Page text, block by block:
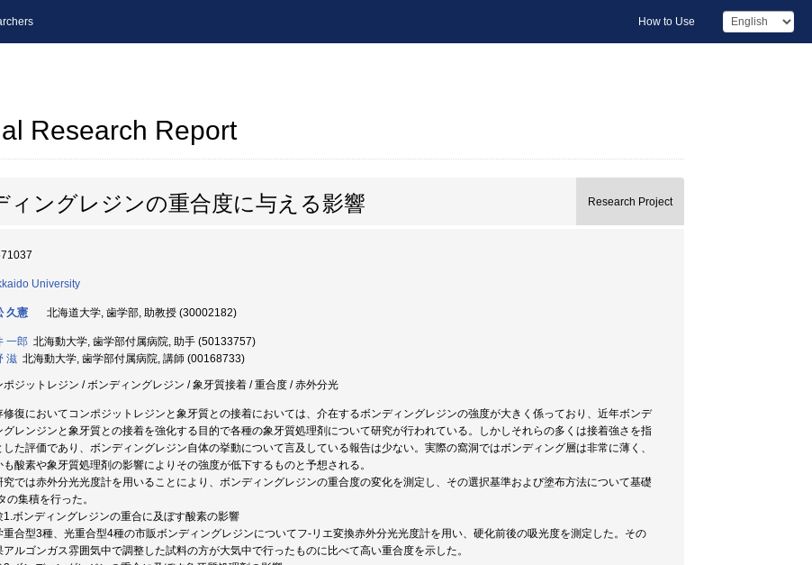
How to Use
Research Report
ィングレジンの重合度に与える影響 Research Project
University
久憲 北海道大学, 歯学部, 助教授 (30002182)
一郎 北海動大学, 歯学部付属病院, 助手 (50133757)
滋 北海動大学, 歯学部付属病院, 講師 (00168733)
ポジットレジン / ボンディングレジン / 象牙質接着 / 重合度 / 赤外分光
修復においてコンポジットレジンと象牙質との接着においては、介在するボンディングレジンの強度が大きく係っており、近年ボンデ
グレンジンと象牙質との接着を強化する目的で各種の象牙質処理剤について研究が行われている。しかしそれらの多くは接着強さを指
した評価であり、ボンディングレジン自体の挙動について言及している報告は少ない。実際の窩洞ではボンディング層は非常に薄く、
も酸素や象牙質処理剤の影響によりその強度が低下するものと予想される。
究では赤外分光光度計を用いることにより、ボンディングレジンの重合度の変化を測定し、その選択基準および塗布方法について基礎
の集積を行った。
1.ボンディングレジンの重合に及ぼす酸素の影響
重合型3種、光重合型4種の市販ボンディングレジンについてフ-リエ変換赤外分光光度計を用い、硬化前後の吸光度を測定した。その
アルゴンガス雰囲気中で調整した試料の方が大気中で行ったものに比べて高い重合度を示した。